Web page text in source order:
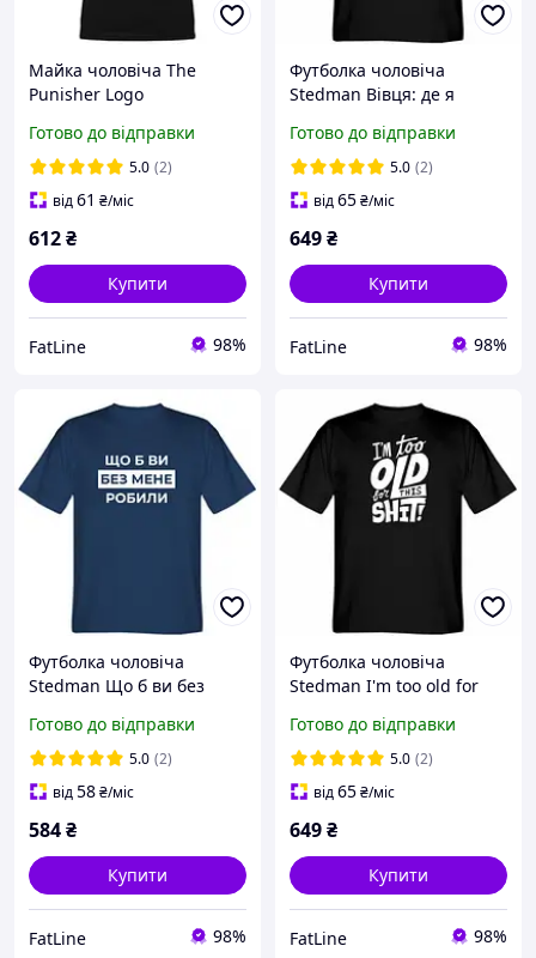
Майка чоловіча The
Punisher Logo
Готово до відправки
5.0 (2)
від61 ₴/міс
612₴
Купити
FatLine 98%
Футболка чоловіча
Stedman Вівця: де я
Готово до відправки
5.0 (2)
від65₴/міс
649₴
Купити
FatLine 98%
Футболка чоловіча
Stedman Що б ви без
Готово до відправки
5.0 (2)
від58₴/міс
584₴
Купити
FatLine 98%
Футболка чоловіча
Stedman I'm too old for
Готово до відправки
5.0 (2)
від65₴/міс
649₴
Купити
FatLine 98%